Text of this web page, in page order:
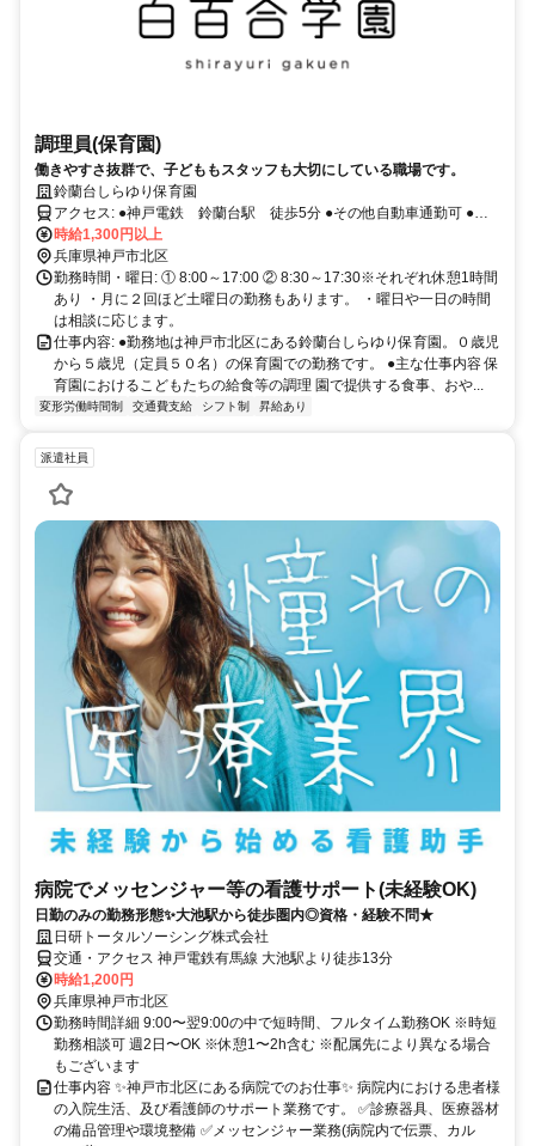
調理員(保育園)
働きやすさ抜群で、子どももスタッフも大切にしている職場です。
鈴蘭台しらゆり保育園
アクセス: ●神戸電鉄 鈴蘭台駅 徒歩5分 ●その他自動車通勤可 ●通
勤手当 あり
時給1,300円以上
兵庫県神戸市北区
勤務時間・曜日: ① 8:00～17:00 ② 8:30～17:30※それぞれ休憩1時間
あり ・月に２回ほど土曜日の勤務もあります。 ・曜日や一日の時間
は相談に応じます。
仕事内容: ●勤務地は神戸市北区にある鈴蘭台しらゆり保育園。０歳児
から５歳児（定員５０名）の保育園での勤務です。 ●主な仕事内容 保
育園におけるこどもたちの給食等の調理 園で提供する食事、おや...
変形労働時間制 交通費支給 シフト制 昇給あり
派遣社員
病院でメッセンジャー等の看護サポート(未経験OK)
日勤のみの勤務形態✨大池駅から徒歩圏内◎資格・経験不問★
日研トータルソーシング株式会社
交通・アクセス 神戸電鉄有馬線 大池駅より徒歩13分
時給1,200円
兵庫県神戸市北区
勤務時間詳細 9:00〜翌9:00の中で短時間、フルタイム勤務OK ※時短
勤務相談可 週2日〜OK ※休憩1〜2h含む ※配属先により異なる場合
もございます
仕事内容 ✨神戸市北区にある病院でのお仕事✨ 病院内における患者様
の入院生活、及び看護師のサポート業務です。 ✅診療器具、医療器材
の備品管理や環境整備 ✅メッセンジャー業務(病院内で伝票、カル